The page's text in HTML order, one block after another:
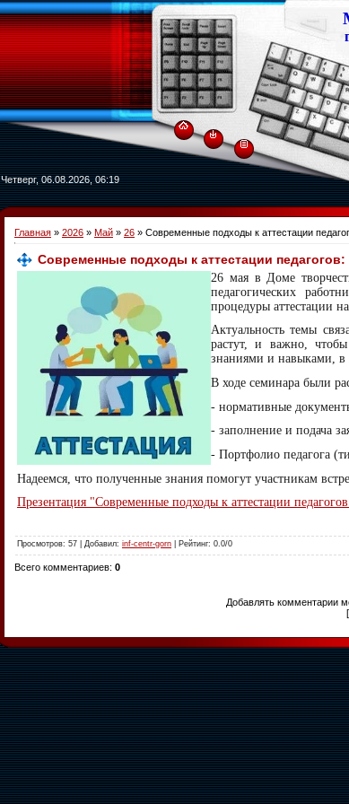
Четверг, 06.08.2026, 06:19
Главная » 2026 » Май » 26 » Современные подходы к аттестации
Современные подходы к аттестации
26 мая в Доме
педагогических
процедуры аттестации
Актуальность темы
растут, и важно,
знаниями и навыками, в
В ходе семинара были
- нормативные
- заполнение и подача
- Портфолио педагога
Надеемся, что полученные знания помогут участникам
Презентация "Современные подходы к аттестации
Просмотров: 57 Добавил: inf-centr-gorn Рейтинг: 0.0/0
Всего комментариев: 0
Добавлять комментарии
[